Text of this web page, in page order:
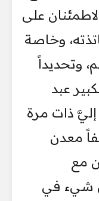
على
وخاصة
وتحديداً
عبد
إليَّ ذات مرة
معدن
مع
شيء في